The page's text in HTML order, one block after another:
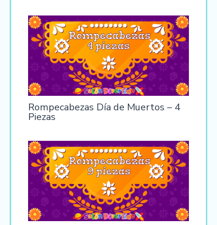
Rompecabezas Día de Muertos – 4
Piezas